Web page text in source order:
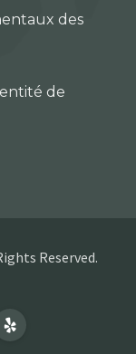
des
de
Reserved.